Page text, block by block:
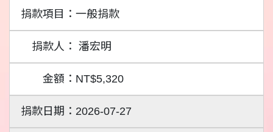
一般捐款
潘宏明
NT$5,320
2026-07-27